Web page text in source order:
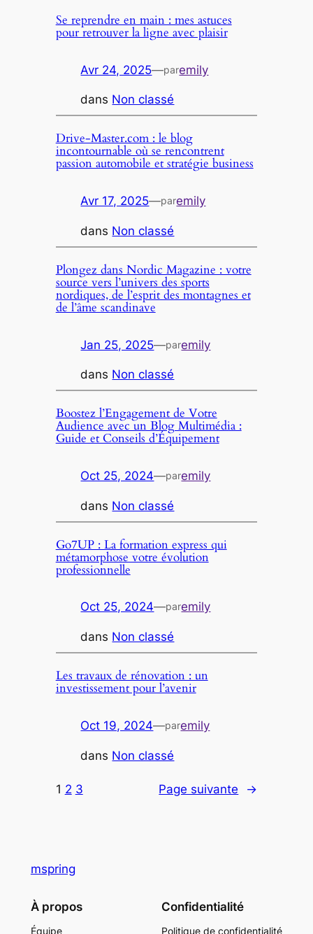
Se reprendre en main : mes astuces
pour retrouver la ligne avec plaisir
Avr 24, 2025—paremily
dans Non classé
Drive-Master.com : le blog
incontournable où se rencontrent
passion automobile et stratégie business
Avr 17, 2025—paremily
dans Non classé
Plongez dans Nordic Magazine : votre
source vers l’univers des sports
nordiques, de l’esprit des montagnes et
de l’âme scandinave
Jan 25, 2025—paremily
dans Non classé
Boostez l’Engagement de Votre
Audience avec un Blog Multimédia :
Guide et Conseils d’Équipement
Oct 25, 2024—paremily
dans Non classé
Go7UP : La formation express qui
métamorphose votre évolution
professionnelle
Oct 25, 2024—paremily
dans Non classé
Les travaux de rénovation : un
investissement pour l’avenir
Oct 19, 2024—paremily
dans Non classé
1 2 3 Page suivante →
mspring
À propos
Équipe
Confidentialité
Politique de confidentialité